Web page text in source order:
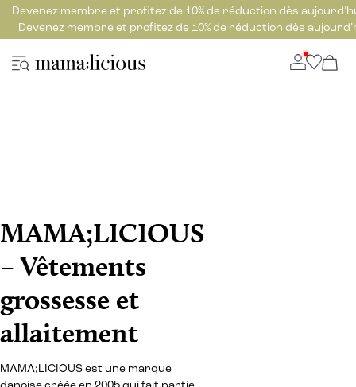
Devenez membre et profitez de 10% de réduction dès
Devenez membre et profitez de 10% de réduction dès
MAMA;LICIOUS
– Vêtements
grossesse et
allaitement
MAMA;LICIOUS est une marque